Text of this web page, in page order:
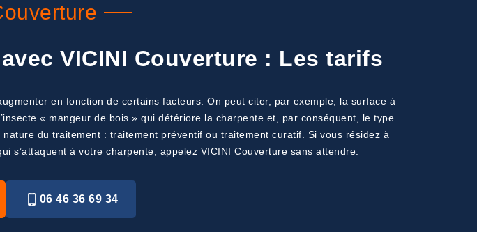
VICINI Couverture : Les tarifs
en fonction de certains facteurs. On peut citer, par exemple, la surface à
« mangeur de bois » qui détériore la charpente et, par conséquent, le type
du traitement : traitement préventif ou traitement curatif. Si vous résidez à
s’attaquent à votre charpente, appelez VICINI Couverture sans attendre.
06 46 36 69 34